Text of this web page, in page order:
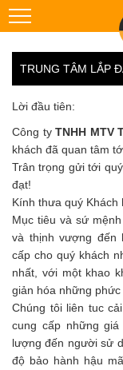
TRUNG TÂM LẮP
Lời đầu tiên:
Công ty TNHH MTV
khách đã quan tâm
Trân trọng gửi tới
đạt!
Kính thưa quý Khách
Mục tiêu và sứ
và thịnh vượng đến
cấp cho quý khách
nhất, với một khao
giản hóa những
Chúng tôi liên tuc
cung cấp những
lượng đến người sử
độ bảo hành hậu